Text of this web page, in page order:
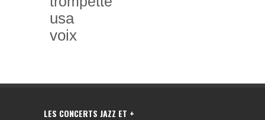
usa
voix
LES CONCERTS JAZZ ET +